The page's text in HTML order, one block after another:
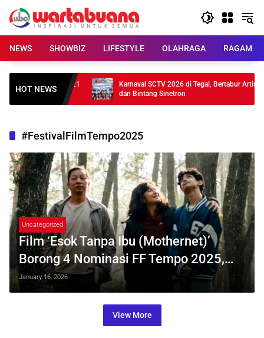
content
NEWS
SHOWBIZ LIFESTYLE OLAHRAGA RAGAM
HOT NEWS
Baterai 21
Karnaval SCTV 2026 di Tegal, Bertabur Artis
dan Bintang Sinetron
#FestivalFilmTempo2025
Uncategorized
Film ‘Esok Tanpa Ibu (Mothernet)’
Borong 4 Nominasi FF Tempo 2025,
Tayang Perdana 22 Januari 2026
January 16, 2026
View More